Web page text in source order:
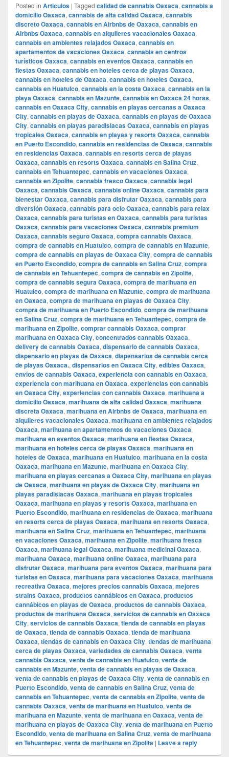
Posted in Articulos | Tagged calidad de cannabis Oaxaca, cannabis a
domicilio Oaxaca, cannabis de alta calidad Oaxaca, cannabis
discreto Oaxaca, cannabis en Airbnbs de Oaxaca, cannabis en
Airbnbs Oaxaca, cannabis en alquileres vacacionales Oaxaca,
cannabis en ambientes relajados Oaxaca, cannabis en
apartamentos de vacaciones Oaxaca, cannabis en centros
turísticos Oaxaca, cannabis en eventos Oaxaca, cannabis en
fiestas Oaxaca, cannabis en hoteles cerca de playas Oaxaca,
cannabis en hoteles de Oaxaca, cannabis en hoteles Oaxaca,
cannabis en Huatulco, cannabis en la costa Oaxaca, cannabis en la
playa Oaxaca, cannabis en Mazunte, cannabis en Oaxaca 24 horas,
cannabis en Oaxaca City, cannabis en playas cercanas a Oaxaca
City, cannabis en playas de Oaxaca, cannabis en playas de Oaxaca
City, cannabis en playas paradisiacas Oaxaca, cannabis en playas
tropicales Oaxaca, cannabis en playas y resorts Oaxaca, cannabis
en Puerto Escondido, cannabis en residencias de Oaxaca, cannabis
en residencias Oaxaca, cannabis en resorts cerca de playas
Oaxaca, cannabis en resorts Oaxaca, cannabis en Salina Cruz,
cannabis en Tehuantepec, cannabis en vacaciones Oaxaca,
cannabis en Zipolite, cannabis fresco Oaxaca, cannabis legal
Oaxaca, cannabis Oaxaca, cannabis online Oaxaca, cannabis para
bienestar Oaxaca, cannabis para disfrutar Oaxaca, cannabis para
diversión Oaxaca, cannabis para ocio Oaxaca, cannabis para relax
Oaxaca, cannabis para turistas en Oaxaca, cannabis para turistas
Oaxaca, cannabis para vacaciones Oaxaca, cannabis premium
Oaxaca, cannabis seguro Oaxaca, compra cannabis Oaxaca,
compra de cannabis en Huatulco, compra de cannabis en Mazunte,
compra de cannabis en playas de Oaxaca City, compra de cannabis
en Puerto Escondido, compra de cannabis en Salina Cruz, compra
de cannabis en Tehuantepec, compra de cannabis en Zipolite,
compra de cannabis segura Oaxaca, compra de marihuana en
Huatulco, compra de marihuana en Mazunte, compra de marihuana
en Oaxaca, compra de marihuana en playas de Oaxaca City,
compra de marihuana en Puerto Escondido, compra de marihuana
en Salina Cruz, compra de marihuana en Tehuantepec, compra de
marihuana en Zipolite, comprar cannabis Oaxaca, comprar
marihuana en Oaxaca City, concentrados cannabis Oaxaca,
delivery de cannabis Oaxaca, dispensario de cannabis Oaxaca,
dispensario en playas de Oaxaca, dispensarios de cannabis cerca
de playas Oaxaca., dispensarios en Oaxaca City, edibles Oaxaca,
envíos de cannabis Oaxaca, experiencia con cannabis en Oaxaca,
experiencia con marihuana en Oaxaca, experiencias con cannabis
en Oaxaca City, experiencias con cannabis Oaxaca, marihuana a
domicilio Oaxaca, marihuana de alta calidad Oaxaca, marihuana
discreta Oaxaca, marihuana en Airbnbs de Oaxaca, marihuana en
alquileres vacacionales Oaxaca, marihuana en ambientes relajados
Oaxaca, marihuana en apartamentos de vacaciones Oaxaca,
marihuana en eventos Oaxaca, marihuana en fiestas Oaxaca,
marihuana en hoteles cerca de playas Oaxaca, marihuana en
hoteles de Oaxaca, marihuana en Huatulco, marihuana en la costa
Oaxaca, marihuana en Mazunte, marihuana en Oaxaca City,
marihuana en playas cercanas a Oaxaca City, marihuana en playas
de Oaxaca, marihuana en playas de Oaxaca City, marihuana en
playas paradisiacas Oaxaca, marihuana en playas tropicales
Oaxaca, marihuana en playas y resorts Oaxaca, marihuana en
Puerto Escondido, marihuana en residencias de Oaxaca, marihuana
en resorts cerca de playas Oaxaca, marihuana en resorts Oaxaca,
marihuana en Salina Cruz, marihuana en Tehuantepec, marihuana
en vacaciones Oaxaca, marihuana en Zipolite, marihuana fresca
Oaxaca, marihuana legal Oaxaca, marihuana medicinal Oaxaca,
marihuana Oaxaca, marihuana online Oaxaca, marihuana para
disfrutar Oaxaca, marihuana para eventos Oaxaca, marihuana para
turistas en Oaxaca, marihuana para vacaciones Oaxaca, marihuana
recreativa Oaxaca, mejores precios cannabis Oaxaca, mejores
strains Oaxaca, productos cannábicos en Oaxaca, productos
cannábicos en playas de Oaxaca, productos de cannabis Oaxaca,
productos de marihuana Oaxaca, servicios de cannabis en Oaxaca
City, servicios de cannabis Oaxaca, tienda de cannabis en playas
de Oaxaca, tienda de cannabis Oaxaca, tienda de marihuana
Oaxaca, tiendas de cannabis en Oaxaca City, tiendas de marihuana
cerca de playas Oaxaca, variedades de cannabis Oaxaca, venta
cannabis Oaxaca, venta de cannabis en Huatulco, venta de
cannabis en Mazunte, venta de cannabis en playas de Oaxaca,
venta de cannabis en playas de Oaxaca City, venta de cannabis en
Puerto Escondido, venta de cannabis en Salina Cruz, venta de
cannabis en Tehuantepec, venta de cannabis en Zipolite, venta de
cannabis Oaxaca, venta de marihuana en Huatulco, venta de
marihuana en Mazunte, venta de marihuana en Oaxaca, venta de
marihuana en playas de Oaxaca City, venta de marihuana en Puerto
Escondido, venta de marihuana en Salina Cruz, venta de marihuana
en Tehuantepec, venta de marihuana en Zipolite | Leave a reply